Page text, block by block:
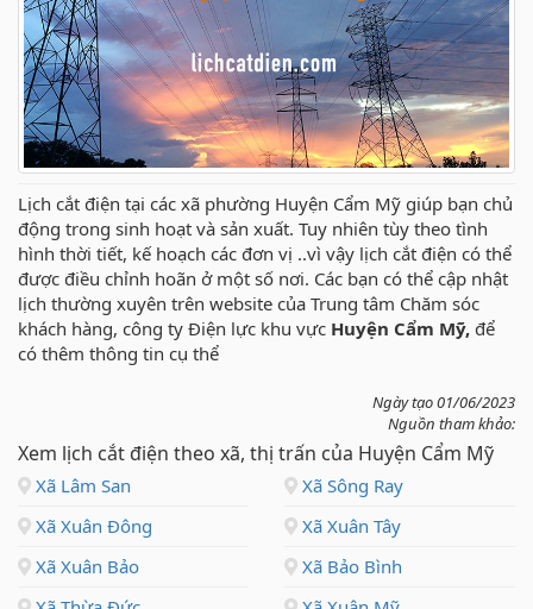
Lịch cắt điện tại các xã phường Huyện Cẩm Mỹ giúp bạn chủ
động trong sinh hoạt và sản xuất. Tuy nhiên tùy theo tình
hình thời tiết, kế hoạch các đơn vị ..vì vậy lịch cắt điện có thể
được điều chỉnh hoãn ở một số nơi. Các bạn có thể cập nhật
lịch thường xuyên trên website của Trung tâm Chăm sóc
khách hàng, công ty Điện lực khu vực Huyện Cẩm Mỹ, để
có thêm thông tin cụ thể
Ngày tạo 01/06/2023
Nguồn tham khảo:
Xem lịch cắt điện theo xã, thị trấn của Huyện Cẩm Mỹ
Xã Lâm San
Xã Sông Ray
Xã Xuân Đông
Xã Xuân Tây
Xã Xuân Bảo
Xã Bảo Bình